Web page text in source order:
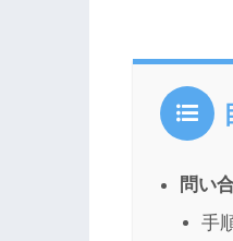
問い
手